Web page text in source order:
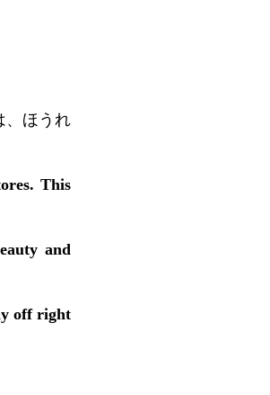
、ほうれ
This
and
off right